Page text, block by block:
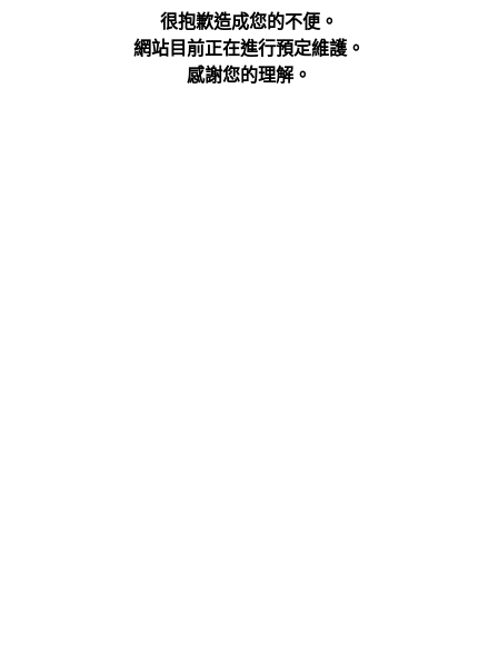
很抱歉造成您的不便。
網站目前正在進行預定維護。
感謝您的理解。